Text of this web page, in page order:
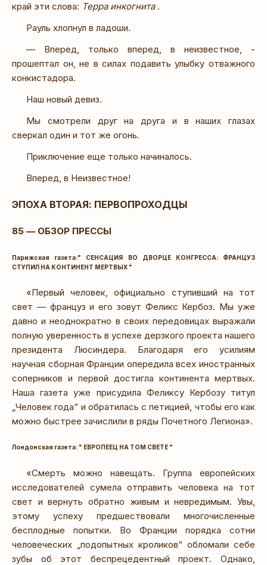
край эти слова: Терра инкогнита.
Рауль хлопнул в ладоши.
— Вперед, только вперед, в неизвестное, -
прошептал он, не в силах подавить улыбку отважного
конкистадора.
Наш новый девиз.
Мы смотрели друг на друга и в наших глазах
сверкал один и тот же огонь.
Приключение еще только начиналось.
Вперед, в Неизвестное!
ЭПОХА ВТОРАЯ: ПЕРВОПРОХОДЦЫ
85 — ОБЗОР ПРЕССЫ
Парижская газета:" СЕНСАЦИЯ ВО ДВОРЦЕ КОНГРЕССА: ФРАНЦУЗ
СТУПИЛ НА КОНТИНЕНТ МЕРТВЫХ "
«Первый человек, официально ступивший на тот
свет — француз и его зовут Феликс Кербоз. Мы уже
давно и неоднократно в своих передовицах выражали
полную уверенность в успехе дерзкого проекта нашего
президента Люсиндера. Благодаря его усилиям
научная сборная Франции опередила всех иностранных
соперников и первой достигла континента мертвых.
Наша газета уже присудила Феликсу Кербозу титул
„Человек года“ и обратилась с петицией, чтобы его как
можно быстрее зачислили в ряды Почетного Легиона».
Лондонская газета: " ЕВРОПЕЕЦ НА ТОМ СВЕТЕ "
«Смерть можно навещать. Группа европейских
исследователей сумела отправить человека на тот
свет и вернуть обратно живым и невредимым. Увы,
этому успеху предшествовали многочисленные
бесплодные попытки. Во Франции порядка сотни
человеческих „подопытных кроликов“ обломали себе
зубы об этот беспрецедентный проект. Однако,